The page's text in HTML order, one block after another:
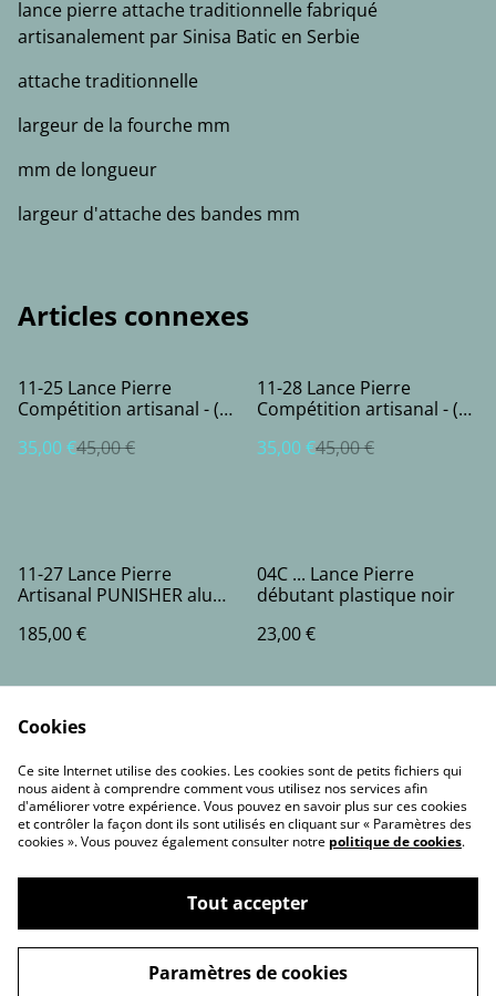
lance pierre attache traditionnelle fabriqué
artisanalement par Sinisa Batic en Serbie
attache traditionnelle
largeur de la fourche mm
mm de longueur
largeur d'attache des bandes mm
Articles connexes
%
11-25 Lance Pierre
Compétition artisanal - (2
35,00 €45,00 €
%
11-28 Lance Pierre
Compétition artisanal - (2
35,00 €45,00 €
11-27 Lance Pierre
Artisanal PUNISHER alu
185,00 €
04C ... Lance Pierre
débutant plastique noir
23,00 €
Contact Us
Legal Terms
france-lance-pierre.fr
Cookies
Ce site Internet utilise des cookies. Les cookies sont de petits fichiers qui
nous aident à comprendre comment vous utilisez nos services afin
d'améliorer votre expérience. Vous pouvez en savoir plus sur ces cookies
et contrôler la façon dont ils sont utilisés en cliquant sur « Paramètres des
cookies ». Vous pouvez également consulter notre politique de cookies.
Tout accepter
Paramètres de cookies